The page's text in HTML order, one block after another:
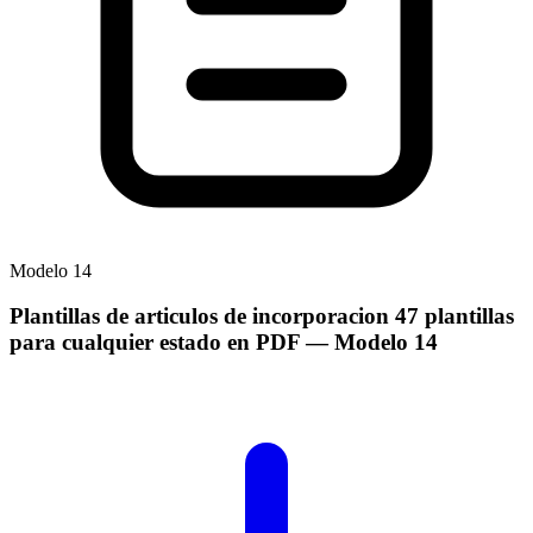
Modelo 14
Plantillas de articulos de incorporacion 47 plantillas
para cualquier estado en PDF— Modelo 14